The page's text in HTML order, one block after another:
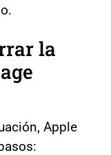
la
Apple